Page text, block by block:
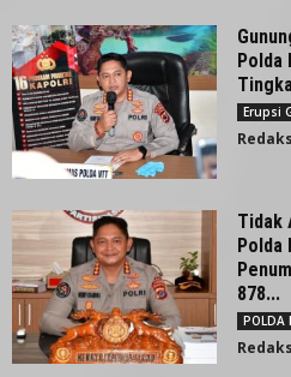
Polda
Erupsi
Tidak
Polda
878...
POLDA